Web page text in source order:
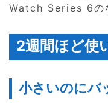
Watch Series 6の
2週間ほど使
小さいのにバ